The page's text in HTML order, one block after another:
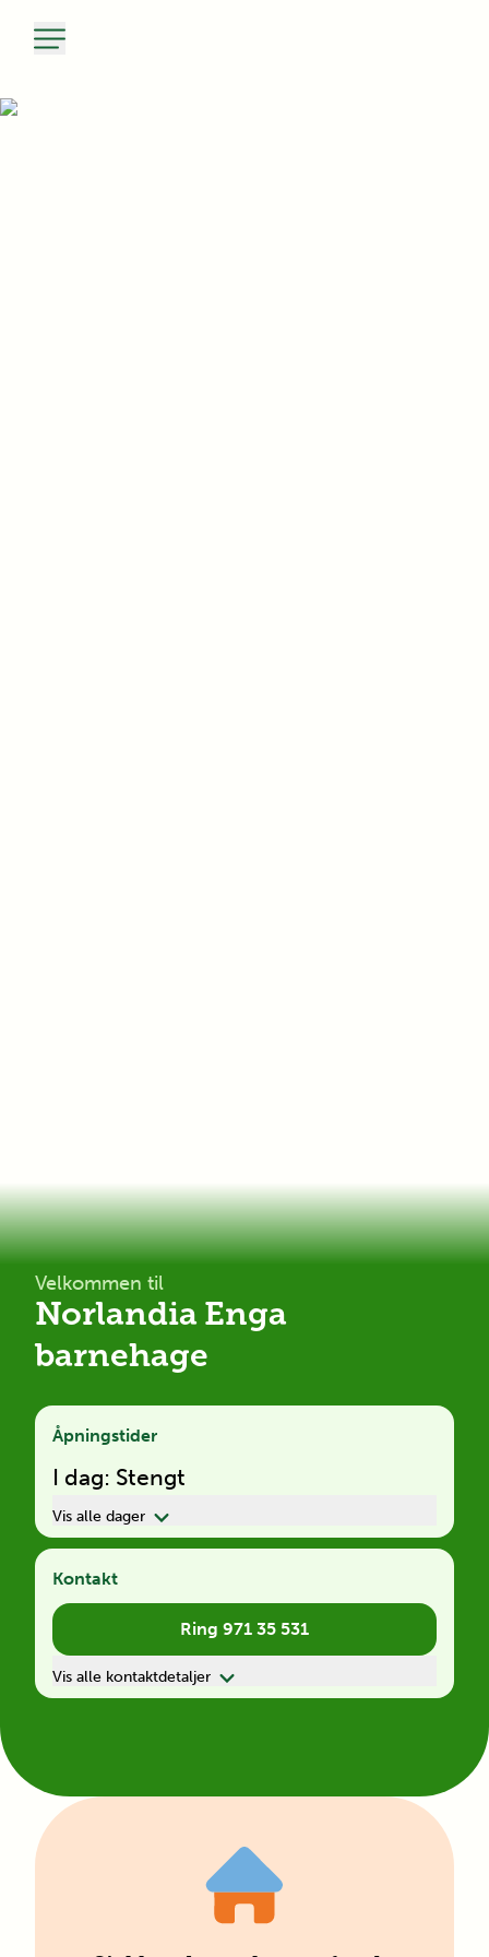
Velkommen til
Norlandia Enga
barnehage
Åpningstider
I dag: Stengt
Vis alle dager
Kontakt
Ring 971 35 531
Vis alle kontaktdetaljer